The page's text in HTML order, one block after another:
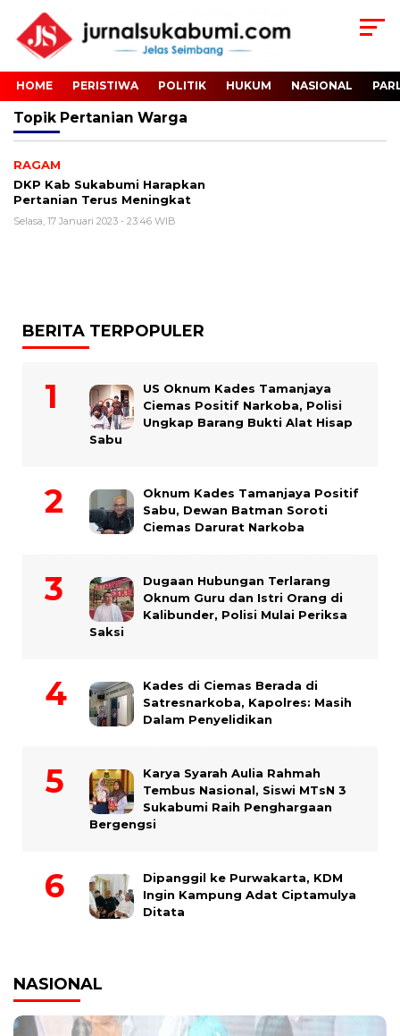
HOME PERISTIWA POLITIK HUKUM NASIONAL
Topik Pertanian Warga
RAGAM
DKP Kab Sukabumi Harapkan
Pertanian Terus Meningkat
Selasa, 17 Januari 2023 - 23:46 WIB
BERITA TERPOPULER
US Oknum Kades Tamanjaya
Ciemas Positif Narkoba, Polisi
Ungkap Barang Bukti Alat Hisap
Sabu
Oknum Kades Tamanjaya Positif
Sabu, Dewan Batman Soroti
Ciemas Darurat Narkoba
Dugaan Hubungan Terlarang
Oknum Guru dan Istri Orang di
Kalibunder, Polisi Mulai Periksa
Saksi
Kades di Ciemas Berada di
Satresnarkoba, Kapolres: Masih
Dalam Penyelidikan
Karya Syarah Aulia Rahmah
Tembus Nasional, Siswi MTsN 3
Sukabumi Raih Penghargaan
Bergengsi
Dipanggil ke Purwakarta, KDM
Ingin Kampung Adat Ciptamulya
Ditata
NASIONAL